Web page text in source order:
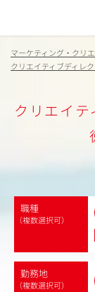
マーケティング・クリ
クリエイティブディレ
クリエイ
職種
（複数選択可）
勤務地
（複数選択可）